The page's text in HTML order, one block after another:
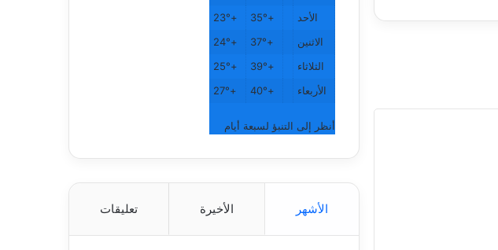
الأحد
+
35°
+
23°
الاثنين
+
37°
+
24°
الثلاثاء
+
39°
+
25°
الأربعاء
+
40°
+
27°
أنظر إلى التنبؤ لسبعة أيام
الأشهر الأخيرة تعليقات